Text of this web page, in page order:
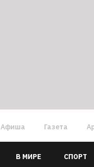
Афиша Газета
В МИРЕ СПОРТ